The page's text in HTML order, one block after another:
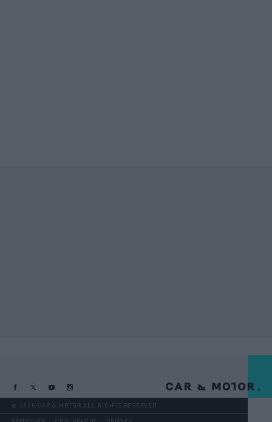
@ 2026 CAR & MOTOR ALL RIGHTS RESERVED